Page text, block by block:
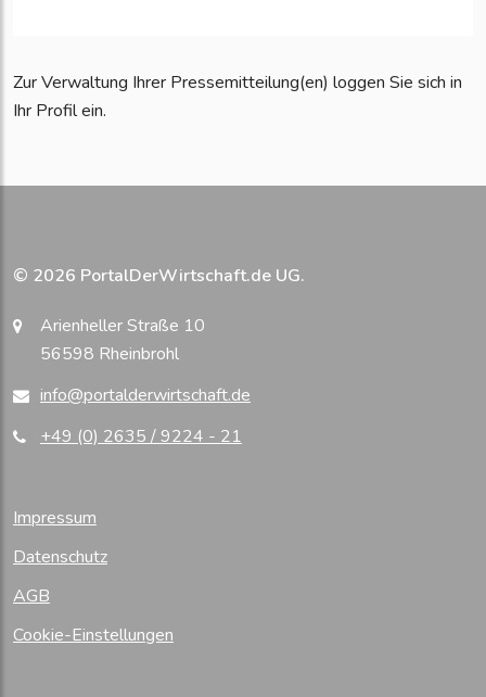
Zur Verwaltung Ihrer Pressemitteilung(en) loggen Sie sich in
Ihr Profil ein.
© 2026 PortalDerWirtschaft.de UG.
Arienheller Straße 10
56598 Rheinbrohl
info@portalderwirtschaft.de
+49 (0) 2635 / 9224 - 21
Impressum
Datenschutz
AGB
Cookie-Einstellungen